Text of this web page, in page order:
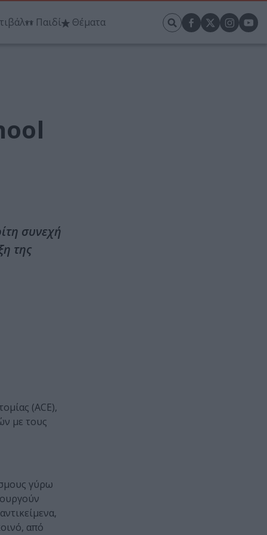
Παιδί Θέματα
συνεχή
της
(ΑCE),
με τους
γύρω
από